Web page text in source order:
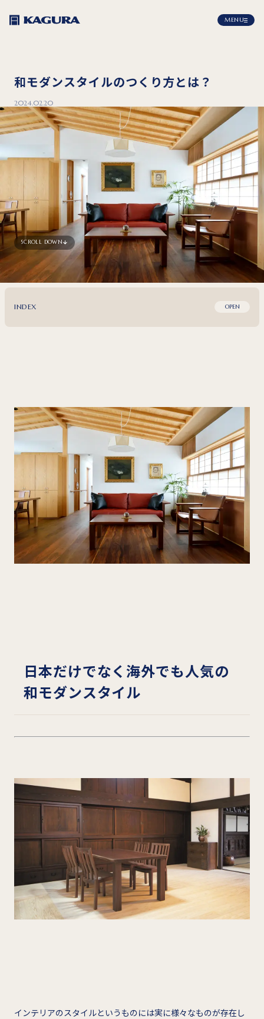
MENU
和モダンスタイルのつくり方とは？
2024.02.20
SCROLL DOWN
INDEX OPEN
日本だけでなく海外でも人気の
和モダンスタイル
インテリアのスタイルというものには実に様々なものが存在し